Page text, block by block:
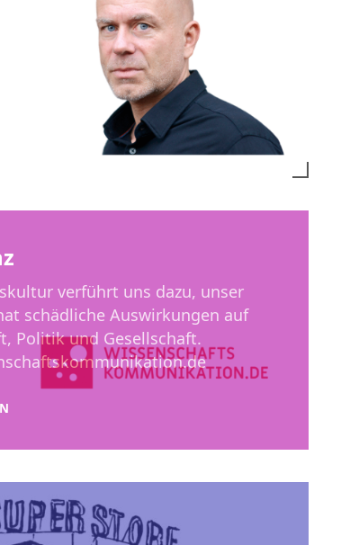
verführt uns dazu, unser
schädliche Auswirkungen auf
Politik und Gesellschaft.